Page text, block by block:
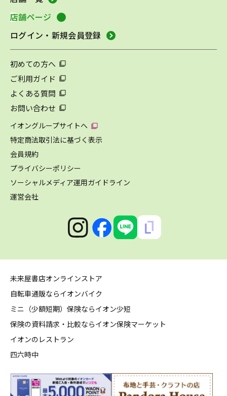
店舗ページ
ログイン・新規会員登録
初めての方へ
ご利用ガイド
よくある質問
お問い合わせ
イオングループサイトへ
特定商法取引法に基づく表示
会員規約
プライバシーポリシー
ソーシャルメディア運用ガイドライン
運営会社
未来屋書店オンラインストア
自転車通販ならイオンバイク
ミニ（少額短期）保険ならイオン少短
保険の資料請求・比較ならイオン保険マーケット
イオンのレストラン
四六時中